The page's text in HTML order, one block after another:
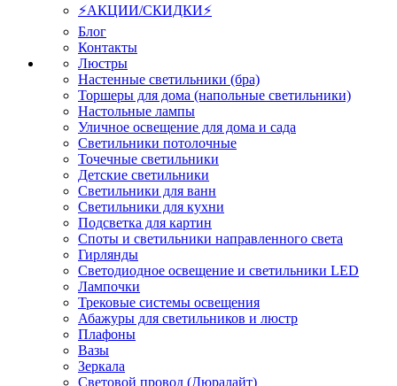
⚡АКЦИИ/СКИДКИ⚡
Блог
Контакты
Люстры
Настенные светильники (бра)
Торшеры для дома (напольные светильники)
Настольные лампы
Уличное освещение для дома и сада
Светильники потолочные
Точечные светильники
Детские светильники
Светильники для ванн
Светильники для кухни
Подсветка для картин
Споты и светильники направленного света
Гирлянды
Светодиодное освещение и светильники LED
Лампочки
Трековые системы освещения
Абажуры для светильников и люстр
Плафоны
Вазы
Зеркала
Световой провод (Дюралайт)